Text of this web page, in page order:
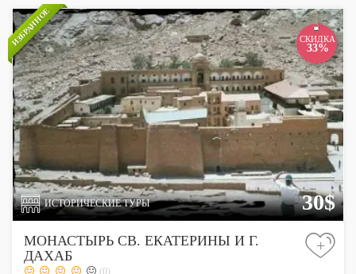
ИЗБРАННОЕ СКИДКА
33%
ИСТОРИЧЕСКИЕ ТУРЫ 30$
МОНАСТЫРЬ СВ. ЕКАТЕРИНЫ И Г.
ДАХАБ
(0)
+